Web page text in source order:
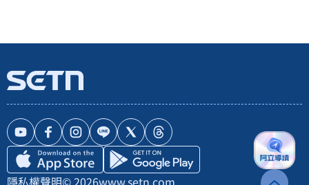
隱私權聲明© 2026www.setn.com